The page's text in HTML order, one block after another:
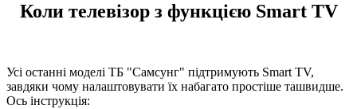
Коли телевізор з функцією Smart TV
Усі останні моделі ТБ "Самсунг" підтримують Smart TV,
завдяки чому налаштовувати їх набагато простіше ташвидше.
Ось інструкція: